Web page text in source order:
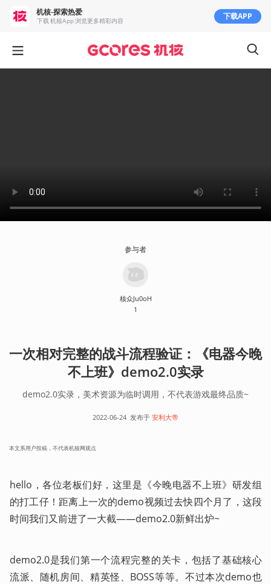
参与者
核众Ju0oH
1
一次相对完整的战斗流程验证：《电器今晚
不上班》demo2.0实录
demo2.0实录，美术资源为临时调用，不代表游戏最终品质~
2022-06-24 发布于 安利大帝
本文系用户投稿，不代表机核网观点
hello，各位老板们好，这里是《今晚电器不上班》研发组
的打工仔！距离上一次的demo视频过去快四个月了，这段
时间我们又前进了一大截——demo2.0新鲜出炉~
demo2.0是我们第一个流程完整的关卡，包括了基础核心
流派、随机房间、精英怪、BOSS等等。不过本次demo也
机核-探索热爱
下载 机核App 浏览更多精彩内容 下载APP